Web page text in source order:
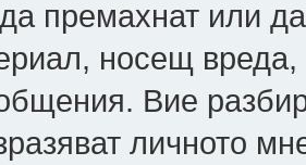
премахнат или
носещ
Вие
личното